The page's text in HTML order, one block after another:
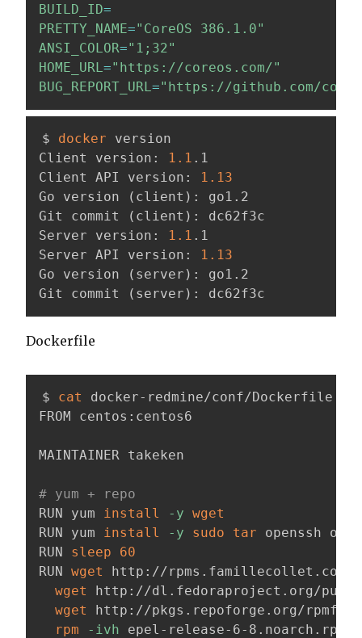
BUILD_ID=
PRETTY_NAME="CoreOS 386.1.0"
ANSI_COLOR="1;32"
HOME_URL ="https://coreos.com/"
BUG_REPORT_URL ="https://github.com/
$ docker version
Client version:
1.1 .1
Client API version:
1.13
Go version
( client ) : go1.2
Git commit
( client ) : dc62f3c
Server version:
1.1 .1
Server API version:
1.13
Go version
( server ) : go1.2
Git commit
( server ) : dc62f3c
Dockerfile
$ cat
docker-redmine/conf/Dockerfile
FROM centos:centos6
MAINTAINER takeken
# yum + repo
RUN yum
install -y wget
RUN yum
install -y sudo tar openssh
RUN sleep
60
RUN wget
http://rpms.famillecollet.com/
wget
http://dl.fedoraproject.org/pub/
wget
http://pkgs.repoforge.org/
rpm
-ivh epel-release-6-8.noarch.rpm